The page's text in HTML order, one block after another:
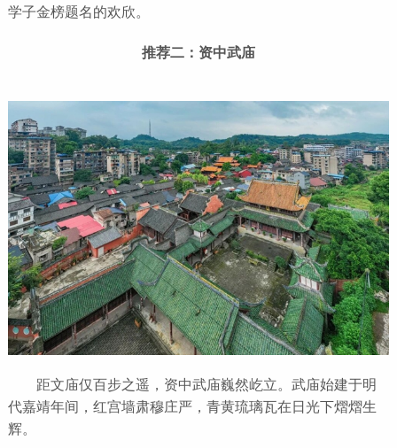
学子金榜题名的欢欣。
推荐二：资中武庙
距文庙仅百步之遥，资中武庙巍然屹立。武庙始建于明
代嘉靖年间，红宫墙肃穆庄严，青黄琉璃瓦在日光下熠熠生
辉。